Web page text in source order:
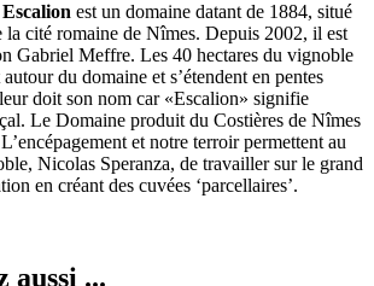
est un domaine datant de 1884, situé
la cité romaine de Nîmes. Depuis 2002, il est
Gabriel Meffre. Les 40 hectares du vignoble
du domaine et s’étendent en pentes
doit son nom car «Escalion» signifie
Le Domaine produit du Costières de Nîmes
et notre terroir permettent au
Nicolas Speranza, de travailler sur le grand
en créant des cuvées ‘parcellaires’.
aussi ...